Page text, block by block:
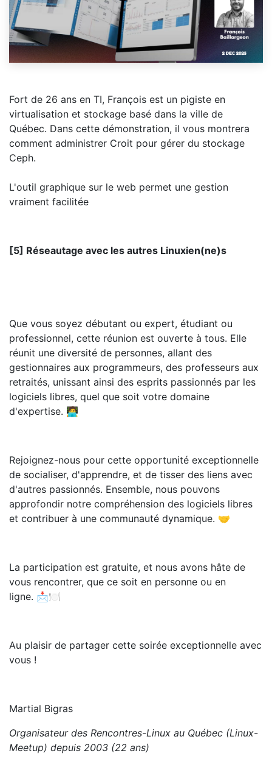
Fort de 26 ans en TI, François est un pigiste en
virtualisation et stockage basé dans la ville de
Québec. Dans cette démonstration, il vous montrera
comment administrer Croit pour gérer du stockage
Ceph.
L'outil graphique sur le web permet une gestion
vraiment facilitée
[5] Réseautage avec les autres Linuxien(ne)s
Que vous soyez débutant ou expert, étudiant ou
professionnel, cette réunion est ouverte à tous. Elle
réunit une diversité de personnes, allant des
gestionnaires aux programmeurs, des professeurs aux
retraités, unissant ainsi des esprits passionnés par les
logiciels libres, quel que soit votre domaine
d'expertise. 🧑‍💻
Rejoignez-nous pour cette opportunité exceptionnelle
de socialiser, d'apprendre, et de tisser des liens avec
d'autres passionnés. Ensemble, nous pouvons
approfondir notre compréhension des logiciels libres
et contribuer à une communauté dynamique. 🤝
La participation est gratuite, et nous avons hâte de
vous rencontrer, que ce soit en personne ou en
ligne. 📩🍽️
Au plaisir de partager cette soirée exceptionnelle avec
vous !
Martial Bigras
Organisateur des Rencontres-Linux au Québec (Linux-
Meetup) depuis 2003 (22 ans)